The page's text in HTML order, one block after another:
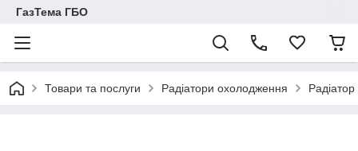
ГазТема ГБО
Товари та послуги Радіатори охолодження